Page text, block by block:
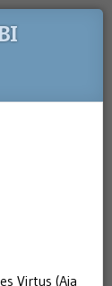
Virtus (Aia